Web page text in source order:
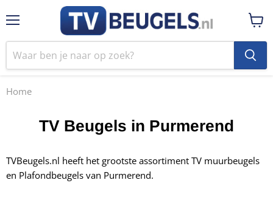
Home
TV Beugels in Purmerend
TVBeugels.nl heeft het grootste assortiment TV muurbeugels
en Plafondbeugels van Purmerend.